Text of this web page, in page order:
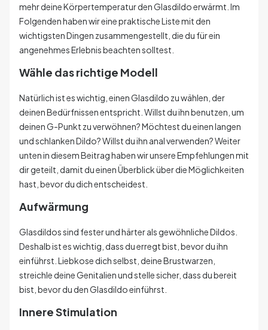
mehr deine Körpertemperatur den Glasdildo erwärmt. Im
Folgenden haben wir eine praktische Liste mit den
wichtigsten Dingen zusammengestellt, die du für ein
angenehmes Erlebnis beachten solltest.
Wähle das richtige Modell
Natürlich ist es wichtig, einen Glasdildo zu wählen, der
deinen Bedürfnissen entspricht. Willst du ihn benutzen, um
deinen G-Punkt zu verwöhnen? Möchtest du einen langen
und schlanken Dildo? Willst du ihn anal verwenden? Weiter
unten in diesem Beitrag haben wir unsere Empfehlungen mit
dir geteilt, damit du einen Überblick über die Möglichkeiten
hast, bevor du dich entscheidest.
Aufwärmung
Glasdildos sind fester und härter als gewöhnliche Dildos.
Deshalb ist es wichtig, dass du erregt bist, bevor du ihn
einführst. Liebkose dich selbst, deine Brustwarzen,
streichle deine Genitalien und stelle sicher, dass du bereit
bist, bevor du den Glasdildo einführst.
Innere Stimulation